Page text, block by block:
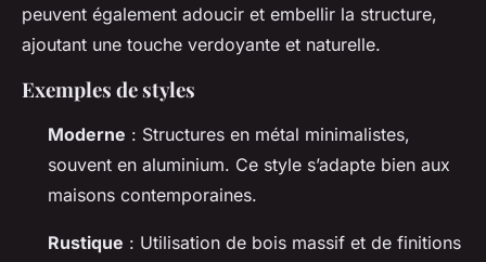
peuvent également adoucir et embellir la structure,
ajoutant une touche verdoyante et naturelle.
Exemples de styles
Moderne : Structures en métal minimalistes,
souvent en aluminium. Ce style s’adapte bien aux
maisons contemporaines.
Rustique : Utilisation de bois massif et de finitions